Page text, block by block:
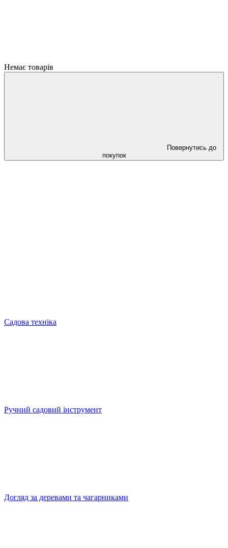
Немає товарів
Повернутись до
покупок
Садова техніка
Ручний садовий інструмент
Догляд за деревами та чагарниками